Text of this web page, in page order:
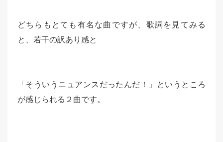
どちらもとても有名な曲ですが、歌詞を見てみる
と、若干の訳あり感と
「そういうニュアンスだったんだ！」というところ
が感じられる２曲です。